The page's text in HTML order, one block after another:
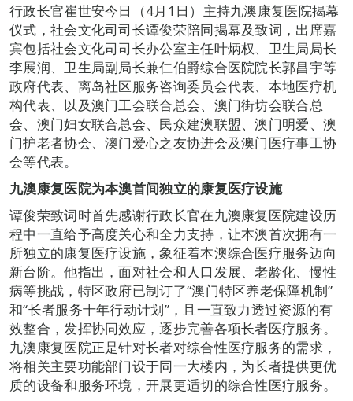
行政长官崔世安今日（4月1日）主持九澳康复医院揭幕
仪式，社会文化司司长谭俊荣陪同揭幕及致词，出席嘉
宾包括社会文化司司长办公室主任叶炳权、卫生局局长
李展润、卫生局副局长兼仁伯爵综合医院院长郭昌宇等
政府代表、离岛社区服务咨询委员会代表、本地医疗机
构代表、以及澳门工会联合总会、澳门街坊会联合总
会、澳门妇女联合总会、民众建澳联盟、澳门明爱、澳
门护老者协会、澳门爱心之友协进会及澳门医疗事工协
会等代表。
九澳康复医院为本澳首间独立的康复医疗设施
谭俊荣致词时首先感谢行政长官在九澳康复医院建设历
程中一直给予高度关心和全力支持，让本澳首次拥有一
所独立的康复医疗设施，象征着本澳综合医疗服务迈向
新台阶。他指出，面对社会和人口发展、老龄化、慢性
病等挑战，特区政府已制订了“澳门特区养老保障机制”
和“长者服务十年行动计划”，且一直致力透过资源的有
效整合，发挥协同效应，逐步完善各项长者医疗服务。
九澳康复医院正是针对长者对综合性医疗服务的需求，
将相关主要功能部门设于同一大楼内，为长者提供更优
质的设备和服务环境，开展更适切的综合性医疗服务。